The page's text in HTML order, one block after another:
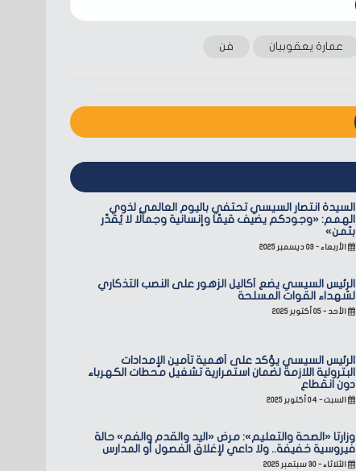
عمارة يعقوبيان فن
السيدة انتصار السيسي تحتفي باليوم العالمي لذوي
الهمم: «وجودكم يضيف قيمًا وإنسانية وجمالًا لا يُقدّر
بثمن»
الأربعاء - ٠٣ ديسمبر ٢٠٢٥
الرئيس السيسي يضع أكاليل الزهور على النصب التذكاري
لشهداء القوات المسلحة
الأحد - ٠٥ أكتوبر ٢٠٢٥
الرئيس السيسي يؤكد على أهمية تأمين الإمدادات
البترولية اللازمة لضمان استمرارية تشغيل محطات الكهرباء
دون انقطاع
السبت - ٠٤ أكتوبر ٢٠٢٥
وزارتا «الصحة والتعليم»: مرض «اليد والقدم والفم» حالة
فيروسية خفيفة.. ولا داعي لإغلاق الفصول أو المدارس
الثلاثاء - ٣٠ سبتمبر ٢٠٢٥